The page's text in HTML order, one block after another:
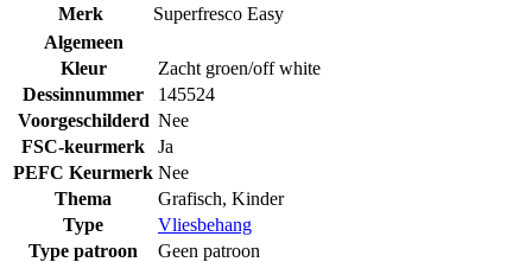
Merk
Superfresco Easy
Algemeen
Kleur
Zacht groen/off white
Dessinnummer
145524
Voorgeschilderd Nee
FSC-keurmerk
Ja
PEFC Keurmerk Nee
Thema
Grafisch, Kinder
Type
Vliesbehang
Type patroon
Geen patroon